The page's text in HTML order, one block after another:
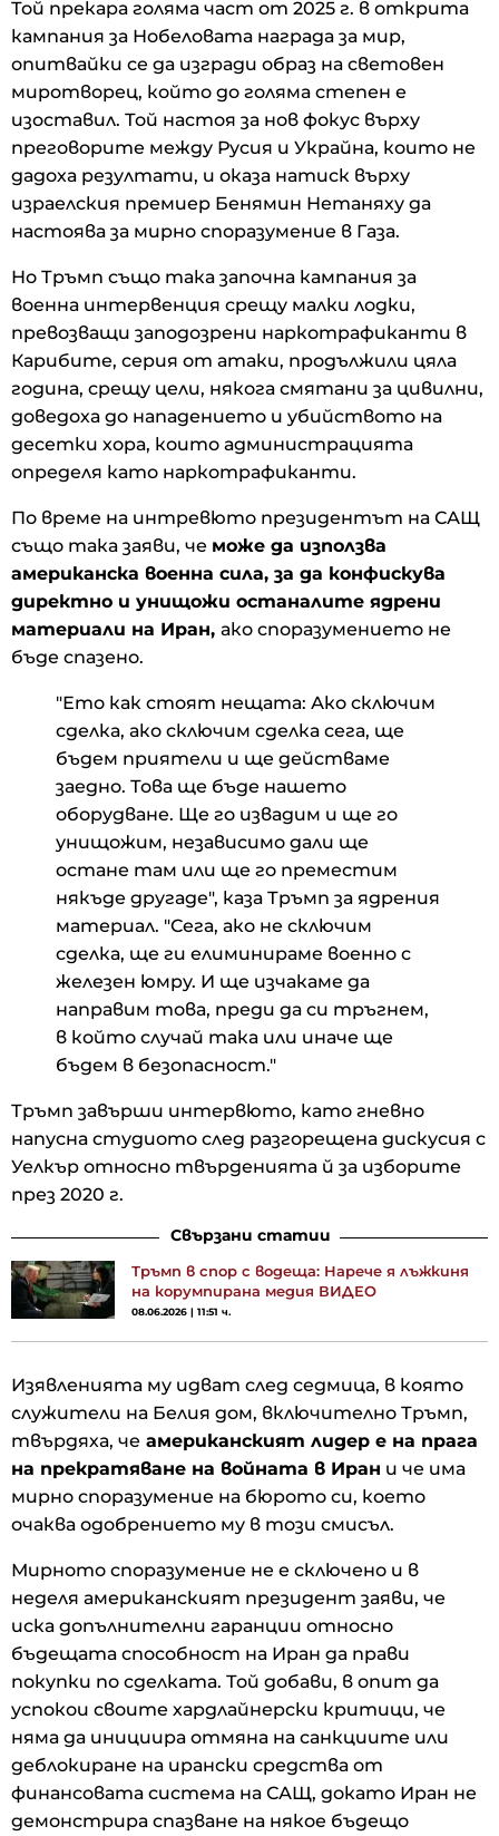
Той прекара голяма част от 2025 г. в открита
кампания за Нобеловата награда за мир,
опитвайки се да изгради образ на световен
миротворец, който до голяма степен е
изоставил. Той настоя за нов фокус върху
преговорите между Русия и Украйна, които не
дадоха резултати, и оказа натиск върху
израелския премиер Бенямин Нетаняху да
настоява за мирно споразумение в Газа.
Но Тръмп също така започна кампания за
военна интервенция срещу малки лодки,
превозващи заподозрени наркотрафиканти в
Карибите, серия от атаки, продължили цяла
година, срещу цели, някога смятани за цивилни,
доведоха до нападението и убийството на
десетки хора, които администрацията
определя като наркотрафиканти.
По време на интревюто президентът на САЩ
също така заяви, че може да използва
американска военна сила, за да конфискува
директно и унищожи останалите ядрени
материали на Иран, ако споразумението не
бъде спазено.
"Ето как стоят нещата: Ако сключим
сделка, ако сключим сделка сега, ще
бъдем приятели и ще действаме
заедно. Това ще бъде нашето
оборудване. Ще го извадим и ще го
унищожим, независимо дали ще
остане там или ще го преместим
някъде другаде", каза Тръмп за ядрения
материал. "Сега, ако не сключим
сделка, ще ги елиминираме военно с
железен юмру. И ще изчакаме да
направим това, преди да си тръгнем,
в който случай така или иначе ще
бъдем в безопасност."
Тръмп завърши интервюто, като гневно
напусна студиото след разгорещена дискусия с
Уелкър относно твърденията й за изборите
през 2020 г.
Свързани статии
Тръмп в спор с водеща: Нарече я лъжкиня
на корумпирана медия ВИДЕО
08.06.2026 | 11:51 ч.
Изявленията му идват след седмица, в която
служители на Белия дом, включително Тръмп,
твърдяха, че американският лидер е на прага
на прекратяване на войната в Иран и че има
мирно споразумение на бюрото си, което
очаква одобрението му в този смисъл.
Мирното споразумение не е сключено и в
неделя американският президент заяви, че
иска допълнителни гаранции относно
бъдещата способност на Иран да прави
покупки по сделката. Той добави, в опит да
успокои своите хардлайнерски критици, че
няма да инициира отмяна на санкциите или
деблокиране на ирански средства от
финансовата система на САЩ, докато Иран не
демонстрира спазване на някое бъдещо